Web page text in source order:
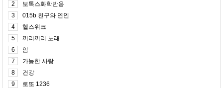
2
보톡스화학반응
3
015b 친구와 연인
4
헬스위크
5
끼리끼리 노래
6
암
7
가능한 사랑
8
건강
9
로또 1236